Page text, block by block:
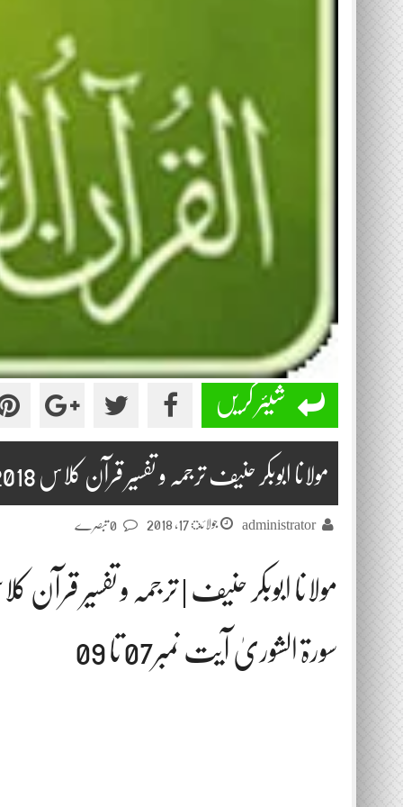
شیئر کریں
مولانا ابوبکر حنیف ترجمہ و تفسیر قرآن کلاس 2018-07-17
administrator جولائ 17, 2018
مولانا ابوبکر حنیف | ترجمہ و تفسیر قرآن
سورۃ الشوریٰ آیت نمبر07 تا 09